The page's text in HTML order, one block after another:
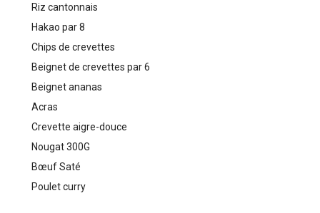
Riz cantonnais
Hakao par 8
Chips de crevettes
Beignet de crevettes par 6
Beignet ananas
Acras
Crevette aigre-douce
Nougat 300G
Bœuf Saté
Poulet curry